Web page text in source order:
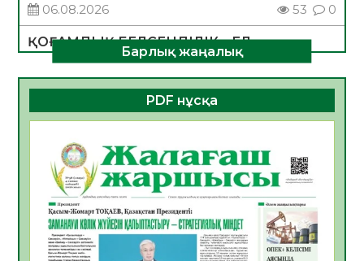
06.08.2026
53 0
ҚОҒАМДЫҚ БЕЛСЕНДІЛІК – ЕЛ
ДАМУЫНЫҢ НЕГІЗІ
06.08.2026
51 0
ҚҰРЫЛТАЙ САЙЛАУЫ – БОЛАШАҚҚА
БАСТАР ЖАУАПТЫ ТАҢДАУ
06.08.2026
Инфекциялық ауруларға қарсы иммундау
жұмыстарының тиімділігі
06.08.2026
55
Көкжөтел ауруы туралы
Барлық жаңалық
PDF нұсқа